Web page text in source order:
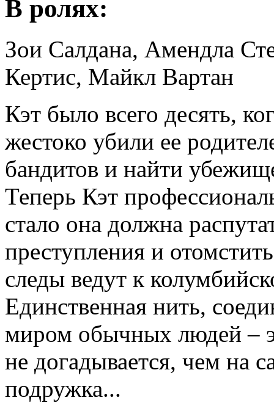
В ролях:
Зои Салдана, Амендла
Кертис, Майкл Вартан
Кэт было всего десять,
жестоко убили ее
бандитов и найти
Теперь Кэт
стало она должна
преступления и
следы ведут к
Единственная нить,
миром обычных людей –
не догадывается, чем на
подружка...